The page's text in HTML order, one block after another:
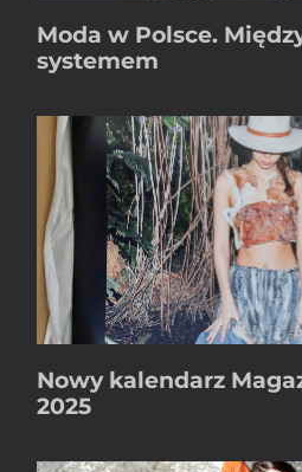
Moda w Polsce.
systemem
Nowy kalendarz
2025